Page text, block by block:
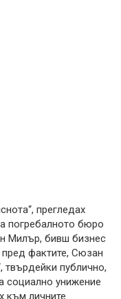
прегледах
погребалното бюро
Милър, бивш бизнес
пред фактите, Сюзан
твърдейки публично,
социално унижение
към личните